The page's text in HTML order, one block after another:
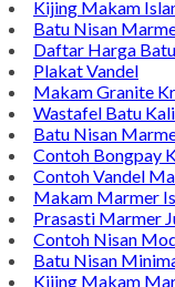
Kijing Makam
Batu Nisan
Daftar Harga
Plakat Vandel
Makam Granite
Wastafel Batu Kali
Batu Nisan
Contoh Bongpay
Contoh Vandel
Makam Marmer
Prasasti Marmer
Contoh Nisan
Batu Nisan
Kijing Makam